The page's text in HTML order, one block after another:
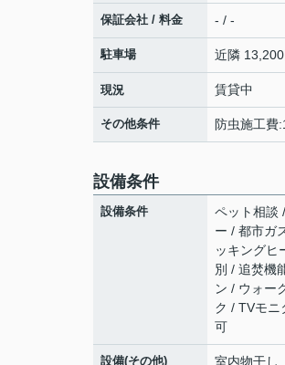
保証会社 / 料金 - / -
駐車場 近隣
現況 賃貸中
その他条件 防虫施工費
設備条件
設備条件
ペット相談
ー / 都市ガ
ッキングヒ
別 / 追焚機
ン / ウォー
ク / TVモニ
可
設備(その他) 室内物干し